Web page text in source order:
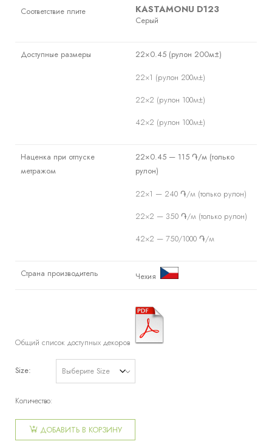
450 AMD
Соответствие плите KASTAMONU D123
Серый
Доступные размеры 22×0.45 (рулон 200м±)
22×1 (рулон 200м±)
22×2 (рулон 100м±)
42×2 (рулон 100м±)
Наценка при отпуске
метражом
22×0.45 — 115 ֏/м (только
рулон)
22×1 — 240 ֏/м (только рулон)
22×2 — 350 ֏/м (только рулон)
42×2 — 750/1000 ֏/м
Страна производитель Чехия
Общий список доступных декоров
Size
Количество:
товара
Кромка
ДОБАВИТЬ В КОРЗИНУ